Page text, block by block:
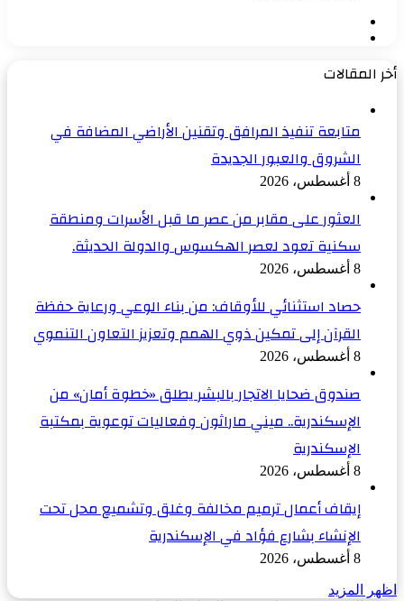
أخر المقالات
متابعة تنفيذ المرافق وتقنين الأراضي المضافة في
الشروق والعبور الجديدة
8 أغسطس، 2026
العثور على مقابر من عصر ما قبل الأسرات ومنطقة
سكنية تعود لعصر الهكسوس والدولة الحديثة.
8 أغسطس، 2026
حصاد استثنائي للأوقاف: من بناء الوعي ورعاية حفظة
القرآن إلى تمكين ذوي الهمم وتعزيز التعاون التنموي
8 أغسطس، 2026
صندوق ضحايا الاتجار بالبشر يطلق «خطوة أمان» من
الإسكندرية.. ميني ماراثون وفعاليات توعوية بمكتبة
الإسكندرية
8 أغسطس، 2026
إيقاف أعمال ترميم مخالفة وغلق وتشميع محل تحت
الإنشاء بشارع فؤاد في الإسكندرية
8 أغسطس، 2026
اظهر المزيد